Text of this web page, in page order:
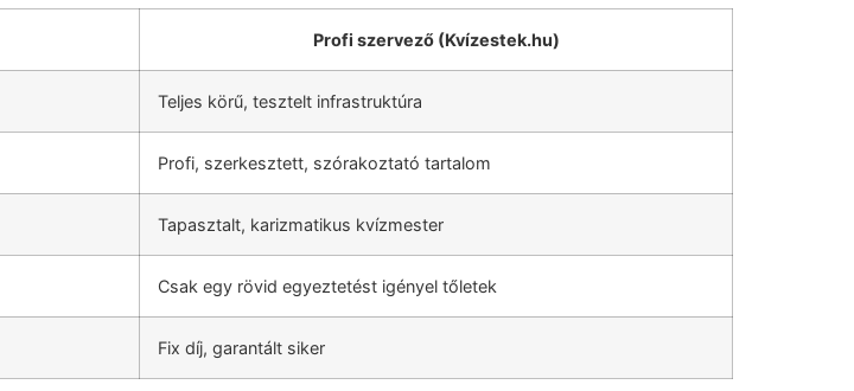
Profi szervező (Kvízestek.hu)
Teljes körű, tesztelt infrastruktúra
Profi, szerkesztett, szórakoztató tartalom
Tapasztalt, karizmatikus kvízmester
Csak egy rövid egyeztetést igényel tőletek
Fix díj, garantált siker